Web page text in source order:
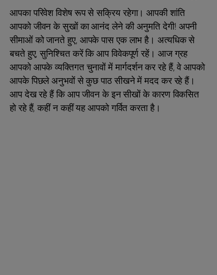
आपका परिवेश विशेष रूप से सक्रिय रहेगा। आपकी शांति
आपको जीवन के सुखों का आनंद लेने की अनुमति देगी! अपनी
सीमाओं को जानते हुए, आपके पास एक लाभ है। अत्यधिक से
बचते हुए, सुनिश्चित करें कि आप विवेकपूर्ण रहें। आज ग्रह
आपको आपके व्यक्तिगत चुनावों में मार्गदर्शन कर रहे हैं, वे आपको
आपके पिछले अनुभवों से कुछ पाठ सीखने में मदद कर रहे हैं।
आप देख रहे हैं कि आप जीवन के इन सीखों के कारण विकसित
हो रहे हैं, कहीं न कहीं यह आपको गर्वित करता है।